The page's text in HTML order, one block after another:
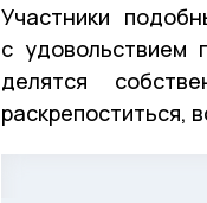
Участники
с удовольствием
делятся
раскрепоститься,